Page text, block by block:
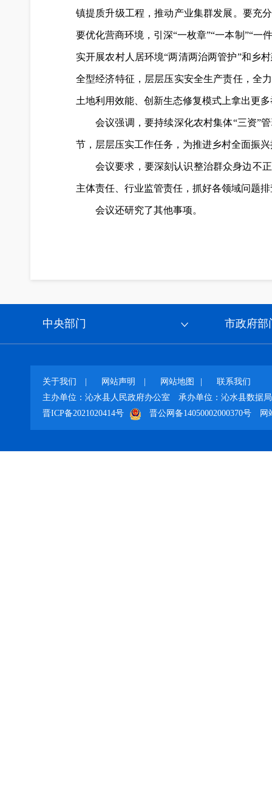
镇提质升级工程，推动产业集群发展。要充
要优化营商环境，引深“一枚章”“一本制”“一
实开展农村人居环境“两清两治两管护”和乡
全型经济特征，层层压实安全生产责任，全
土地利用效能、创新生态修复模式上拿出更
会议强调，要持续深化农村集体“三资”
节，层层压实工作任务，为推进乡村全面振
会议要求，要深刻认识整治群众身边不
主体责任、行业监管责任，抓好各领域问题
会议还研究了其他事项。
中央部门 市政府部
关于我们 网站声明 网站地图
联系我们
主办单位：沁水县人民政府办公室
承办单位：沁水县数据局
晋ICP备2021020414号
晋公网备14050002000370号 网